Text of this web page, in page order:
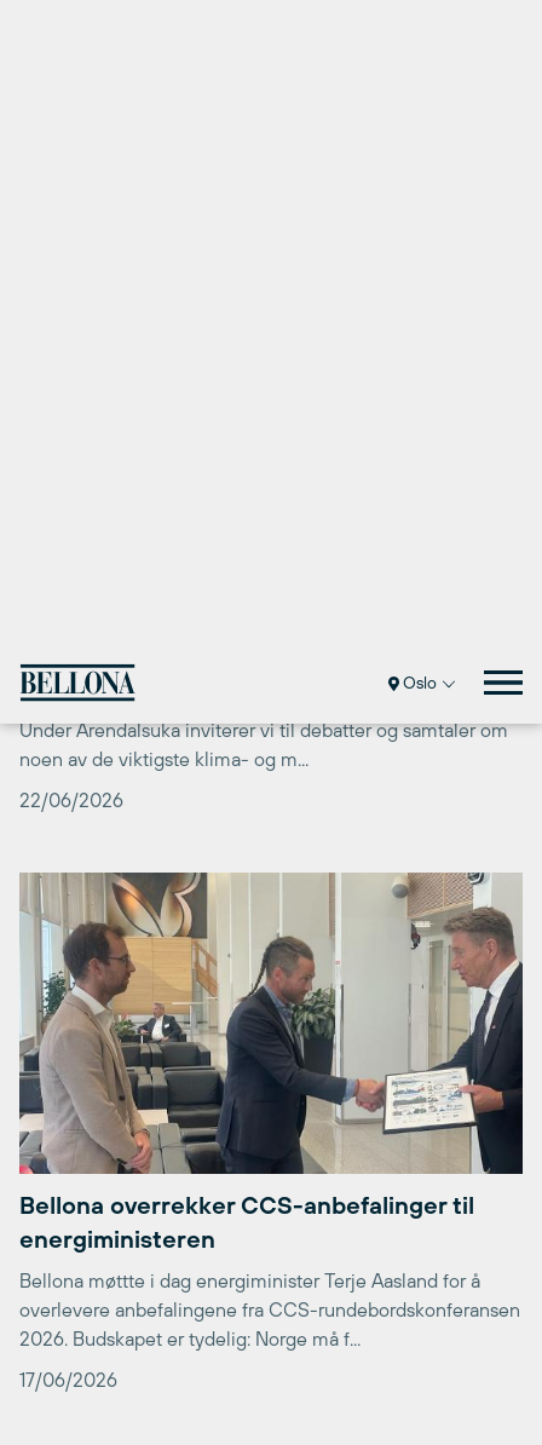
Bellonas program på Arendalsuka 2026
I år markerer Bellona 40 år som uavhengig miljøstiftelse.
Under Arendalsuka inviterer vi til debatter og samtaler om
noen av de viktigste klima- og m...
22/06/2026
Bellona overrekker CCS-anbefalinger til
energiministeren
Bellona møttte i dag energiminister Terje Aasland for å
overlevere anbefalingene fra CCS-rundebordskonferansen
2026. Budskapet er tydelig: Norge må f...
17/06/2026